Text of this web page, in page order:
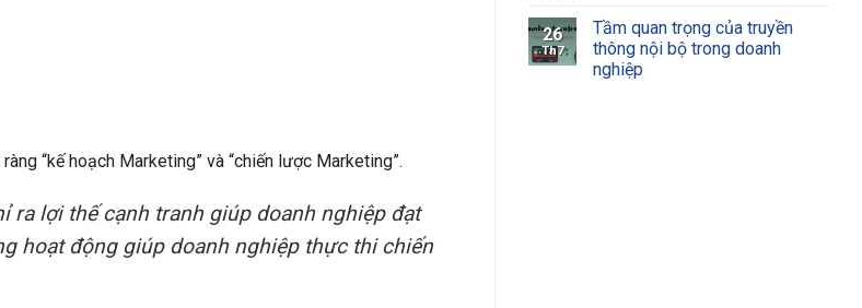
“kế hoạch Marketing” và “chiến lược Marketing”.
ra lợi thế cạnh tranh giúp doanh nghiệp đạt
hoạt động giúp doanh nghiệp thực thi chiến
26
Th7
Tầm quan trọng của truyền
thông nội bộ trong doanh
nghiệp